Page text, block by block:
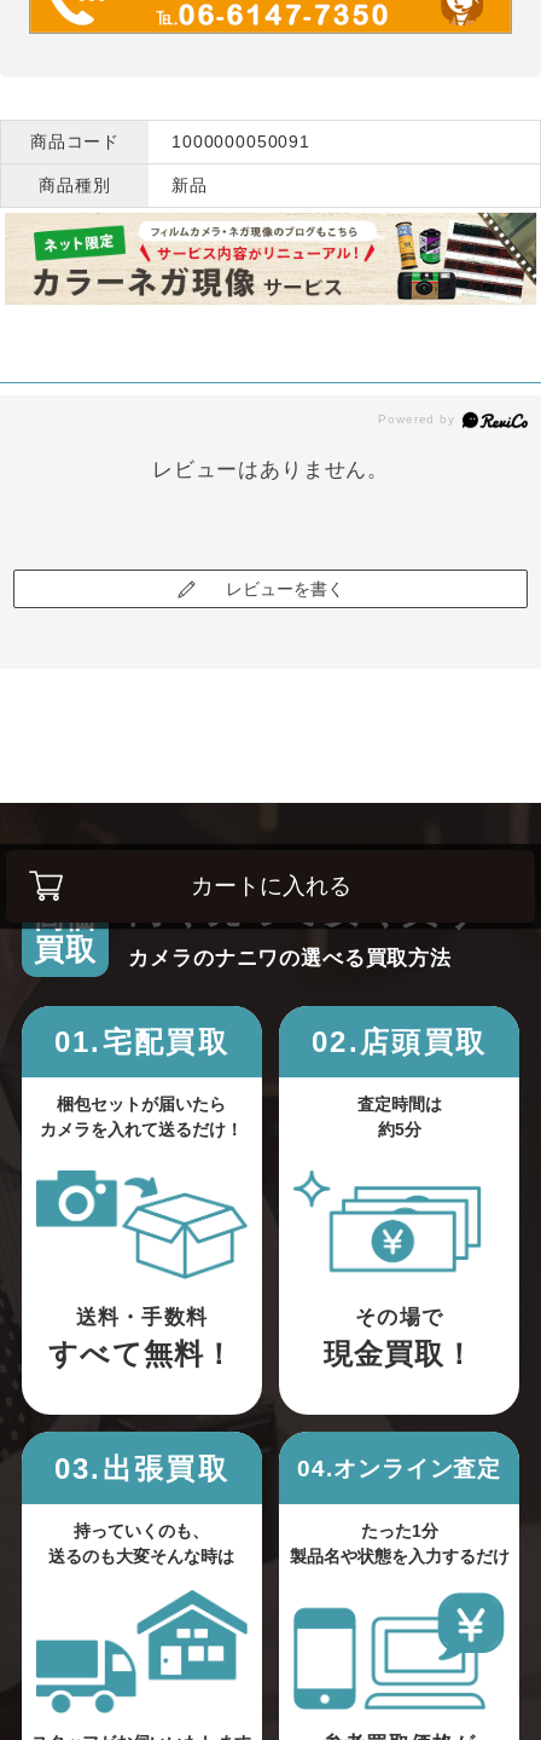
カートに入れる
商品コード 1000000050091
商品種別 新品
レビューはありません。
レビューを書く
高価
買取
高く売って安く買う！
カメラのナニワの選べる買取方法
01.宅配買取
梱包セットが届いたら
カメラを入れて送るだけ！
送料・手数料
すべて無料！
02.店頭買取
査定時間は
約5分
その場で
現金買取！
03.出張買取
持っていくのも、
送るのも大変そんな時は
04.オンライン査定
たった1分
製品名や状態を入力するだけ